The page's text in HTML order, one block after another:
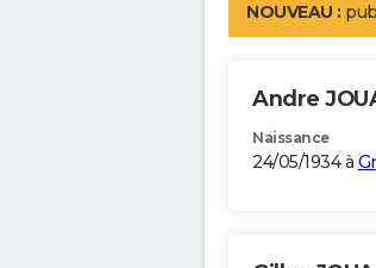
NOUVEAU :
Andre
Naissance
24/05/1934 à